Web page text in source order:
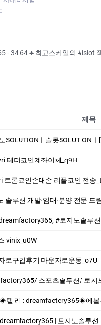
제목
SOLUTIONㅣ슬롯SOLUTION
테더코인계좌이체_q9H
트론코인손대손 리플코인 전송
솔루션 개발·임대·분양 전문 드
#토지노솔루
vinix_u0W
로구입후기 마운자로운동_o7U
스포츠솔루션/ 토지
텔 래 : dreamfactory365◈에볼
| 토지노솔루